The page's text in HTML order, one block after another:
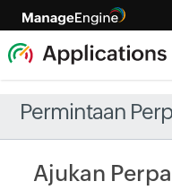
Permintaan
Ajukan